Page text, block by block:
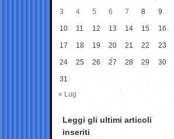
3 4 5 6 7 8 9
10 11 12 13 14 15 16
17 18 19 20 21 22 23
24 25 26 27 28 29 30
31
« Lug
Leggi gli ultimi articoli
inseriti